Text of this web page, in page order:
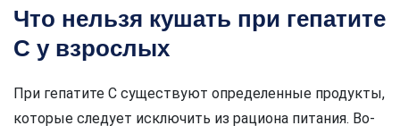
Что нельзя кушать при гепатите
C у взрослых
При гепатите C существуют определенные продукты,
которые следует исключить из рациона питания. Во-